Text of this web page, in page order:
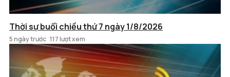
Thời sự buổi chiều thứ 7 ngày 1/8/2026
5 ngày trước 117 lượt xem